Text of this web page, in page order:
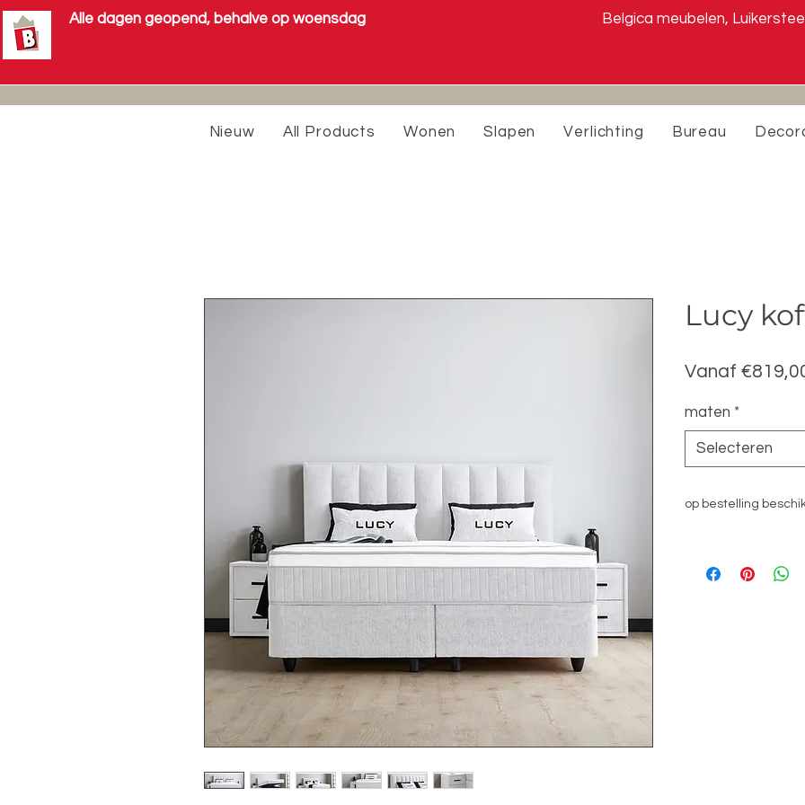
Alle dagen geopend, behalve op woensdag Belgica meubelen,
Nieuw All Products Wonen Slapen Verlichting Bureau
Lucy
Vanaf
maten *
Selecteren
op bestelling